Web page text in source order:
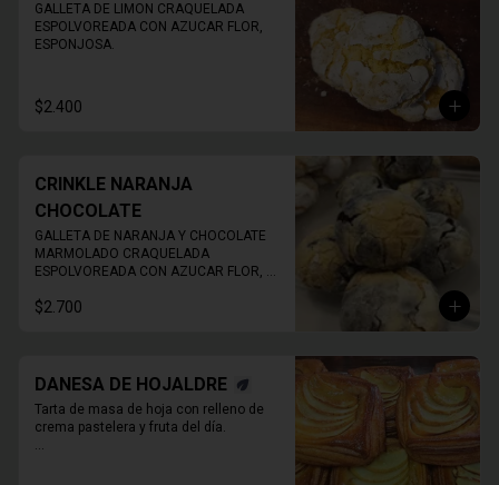
GALLETA DE LIMON CRAQUELADA
ESPOLVOREADA CON AZUCAR FLOR,
ESPONJOSA.
$2.400
CRINKLE NARANJA
CHOCOLATE
GALLETA DE NARANJA Y CHOCOLATE
MARMOLADO CRAQUELADA
ESPOLVOREADA CON AZUCAR FLOR,
$2.700
DANESA DE HOJALDRE
Tarta de masa de hoja con relleno de
crema pastelera y fruta del día.